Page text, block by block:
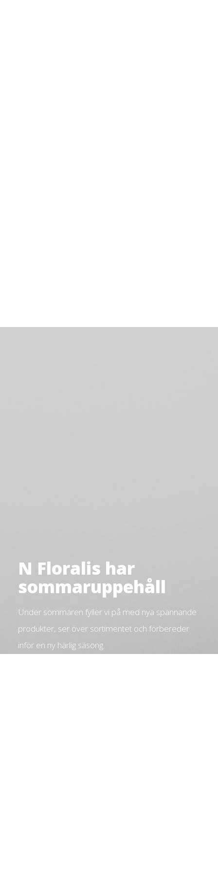
N Floralis har
sommaruppehåll
Under sommaren fyller vi på med nya spännande
produkter, ser över sortimentet och förbereder
inför en ny härlig säsong.